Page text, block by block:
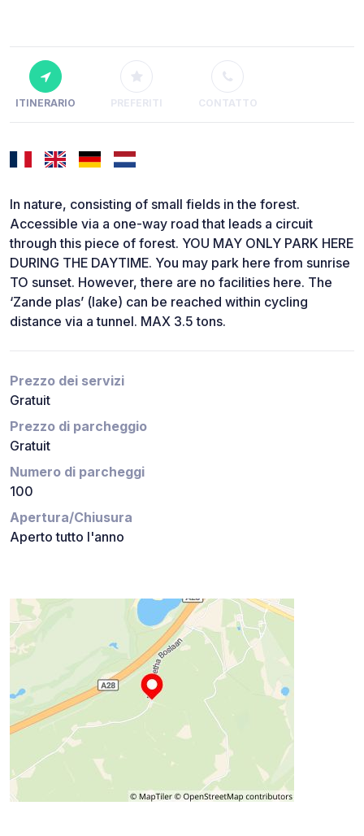
ITINERARIO PREFERITI CONTATTO
In nature, consisting of small fields in the forest.
Accessible via a one-way road that leads a circuit
through this piece of forest. YOU MAY ONLY PARK HERE
DURING THE DAYTIME. You may park here from sunrise
TO sunset. However, there are no facilities here. The
‘Zande plas’ (lake) can be reached within cycling
distance via a tunnel. MAX 3.5 tons.
Prezzo dei servizi
Gratuit
Prezzo di parcheggio
Gratuit
Numero di parcheggi
100
Apertura/Chiusura
Aperto tutto l'anno